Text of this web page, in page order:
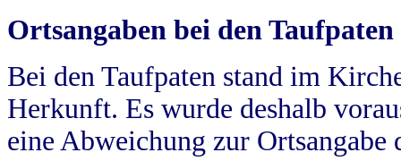
Ortsangaben bei den Taufpaten
Bei den Taufpaten stand im
Herkunft. Es wurde deshalb
eine Abweichung zur